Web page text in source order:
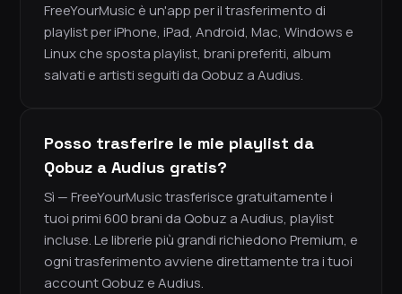
FreeYourMusic è un'app per il trasferimento di
playlist per iPhone, iPad, Android, Mac, Windows e
Linux che sposta playlist, brani preferiti, album
salvati e artisti seguiti da Qobuz a Audius.
Posso trasferire le mie playlist da
Qobuz a Audius gratis?
Sì — FreeYourMusic trasferisce gratuitamente i
tuoi primi 600 brani da Qobuz a Audius, playlist
incluse. Le librerie più grandi richiedono Premium, e
ogni trasferimento avviene direttamente tra i tuoi
account Qobuz e Audius.